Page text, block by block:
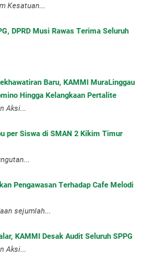
Kesatuan...
DPRD Musi Rawas Terima Seluruh
Baru, KAMMI MuraLinggau
Hingga Kelangkaan Pertalite
Aksi...
per Siswa di SMAN 2 Kikim Timur
Pengawasan Terhadap Cafe Melodi
sejumlah...
KAMMI Desak Audit Seluruh SPPG
Aksi...